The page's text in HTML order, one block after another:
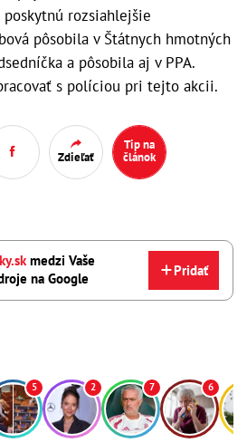
rozsiahlejšie
pôsobila v Štátnych hmotných
a pôsobila aj v PPA.
s políciou pri tejto akcii.
Zdieľať
Tip na
článok
medzi Vaše
na Google
Pridať
5 2 7 6